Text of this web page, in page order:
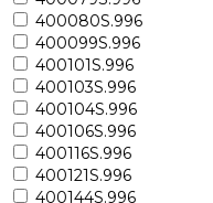
400080S.996
400099S.996
400101S.996
400103S.996
400104S.996
400106S.996
400116S.996
400121S.996
400144S.996